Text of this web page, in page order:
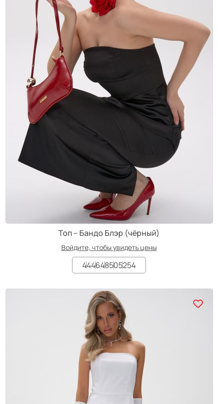
Топ – Бандо Блэр (чёрный)
Войдите, чтобы увидеть цены
444648505254